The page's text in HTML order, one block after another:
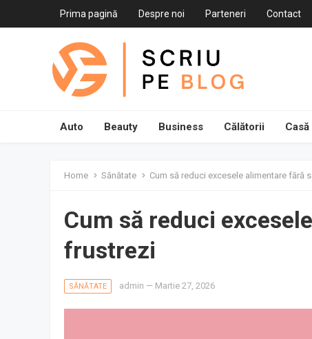
Prima pagină Despre noi Parteneri Contact
Auto Beauty Business Călătorii
Home Sănătate Cum să reduci excesele alimentare fără
Cum să reduci
frustrezi
SĂNĂTATE admin — Martie 27, 2026